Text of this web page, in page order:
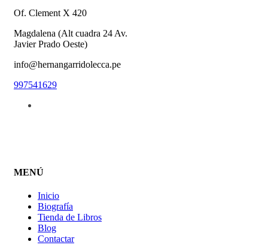
Of. Clement X 420
Magdalena (Alt cuadra 24 Av.
Javier Prado Oeste)
info@hernangarridolecca.pe
997541629
MENÚ
Inicio
Biografía
Tienda de Libros
Blog
Contactar